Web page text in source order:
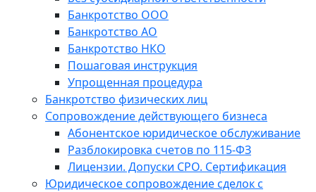
Банкротство ООО
Банкротство АО
Банкротство НКО
Пошаговая инструкция
Упрощенная процедура
Банкротство физических лиц
Сопровождение действующего бизнеса
Абонентское юридическое обслуживание
Разблокировка счетов по 115-ФЗ
Лицензии. Допуски СРО. Сертификация
Юридическое сопровождение сделок с